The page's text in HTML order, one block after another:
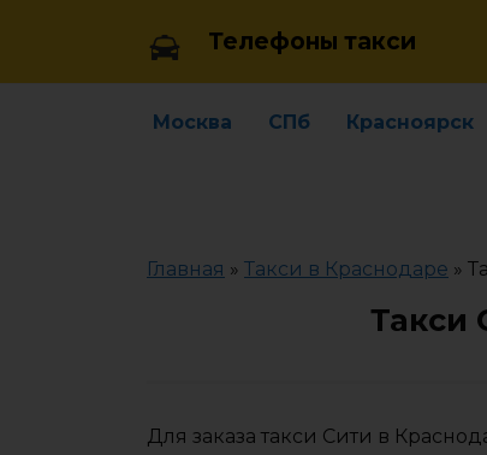
Телефоны такси
Москва СПб Красноярск
Главная » Такси в Краснодаре »
Такси
Для заказа такси Сити в